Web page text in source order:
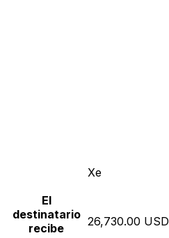
Xe
El
destinatario
recibe
26,730.00 USD